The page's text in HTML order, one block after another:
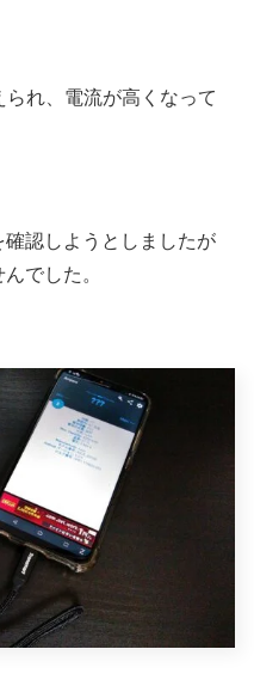
れ、電流が高くなって
認しようとしましたが
でした。